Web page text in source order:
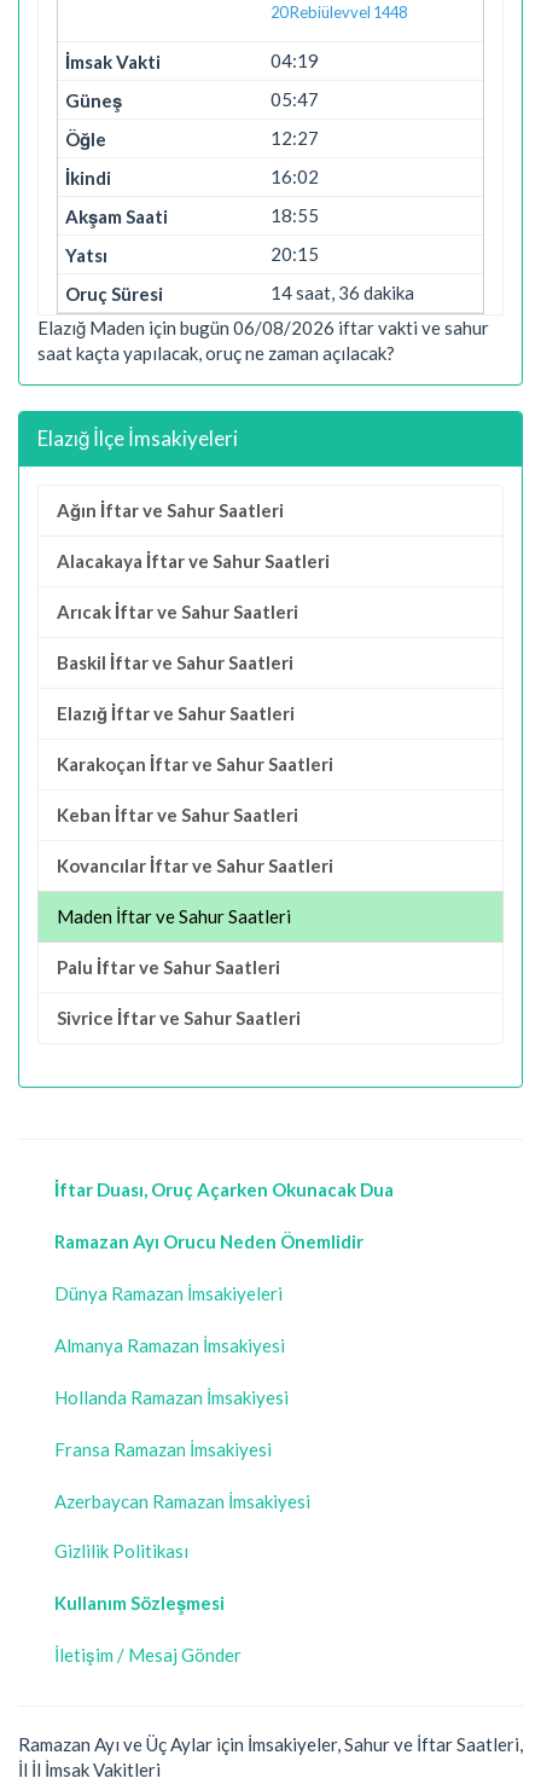
20 Rebiülevvel 1448
04:19
05:47
12:27
16:02
18:55
20:15
14 saat, 36 dakika
Elazığ Maden için bugün 06/08/2026 iftar vakti ve sahur
saat kaçta yapılacak, oruç ne zaman açılacak?
Elazığ İlçe İmsakiyeleri
Ağın İftar ve Sahur Saatleri
Alacakaya İftar ve Sahur Saatleri
Arıcak İftar ve Sahur Saatleri
Baskil İftar ve Sahur Saatleri
Elazığ İftar ve Sahur Saatleri
Karakoçan İftar ve Sahur Saatleri
Keban İftar ve Sahur Saatleri
Kovancılar İftar ve Sahur Saatleri
Maden İftar ve Sahur Saatleri
Palu İftar ve Sahur Saatleri
Sivrice İftar ve Sahur Saatleri
İftar Duası, Oruç Açarken Okunacak Dua
Ramazan Ayı Orucu Neden Önemlidir
Dünya Ramazan İmsakiyeleri
Almanya Ramazan İmsakiyesi
Hollanda Ramazan İmsakiyesi
Fransa Ramazan İmsakiyesi
Azerbaycan Ramazan İmsakiyesi
Gizlilik Politikası
Kullanım Sözleşmesi
İletişim / Mesaj Gönder
Ramazan Ayı ve Üç Aylar için İmsakiyeler, Sahur ve İftar Saatleri,
İl İl İmsak Vakitleri